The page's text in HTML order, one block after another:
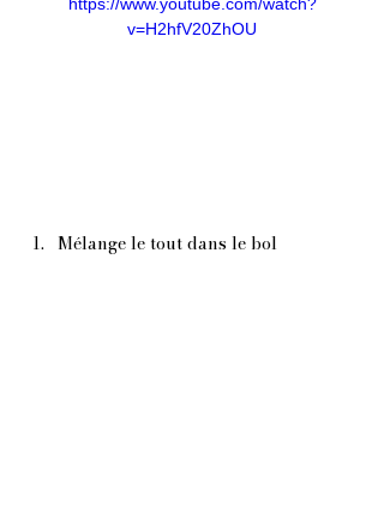
v=H2hfV20ZhOU
Mélange le tout dans le bol